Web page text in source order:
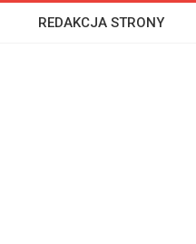
REDAKCJA STRONY